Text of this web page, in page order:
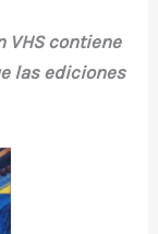
VHS contiene
las ediciones